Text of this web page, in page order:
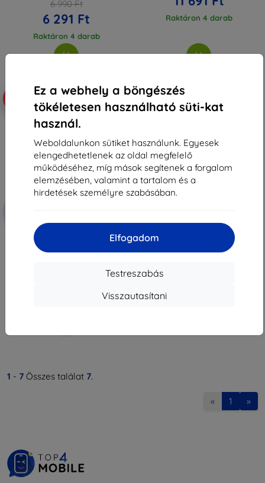
Ez a webhely a böngészés
tökéletesen használható süti-kat
használ.
Weboldalunkon sütiket használunk. Egyesek
elengedhetetlenek az oldal megfelelő
működéséhez, míg mások segítenek a forgalom
elemzésében, valamint a tartalom és a
hirdetések személyre szabásában.
Elfogadom
Testreszabás
Visszautasítani
6 990 Ft
6 291 Ft
Raktáron 4 darab
Raktáron 4 darab
3mk TechWrap Matte Központi
kijelző matt védőfólia AUDI Q7
Raktáron > 5 darab
1 - 7 Összes találat 7.
« 1 »